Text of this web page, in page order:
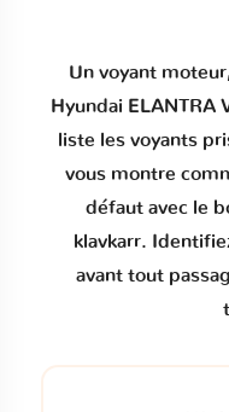
Un voyant moteur
Hyundai ELANTRA
liste les voyants
vous montre
défautavec le
klavkarr.
avant tout